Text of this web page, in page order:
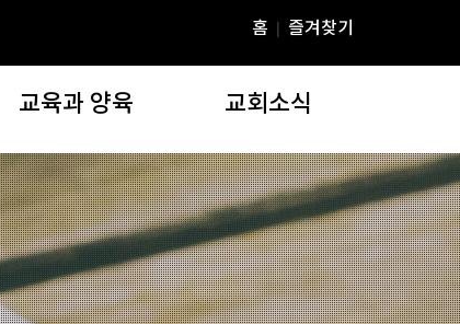
홈 즐겨찾기
교육과 양육
교육과 양육
주일학교
청년부
YBS(연동성경공부)
교회소식
교회소식
공지사항
YD 미디어
온라인행정